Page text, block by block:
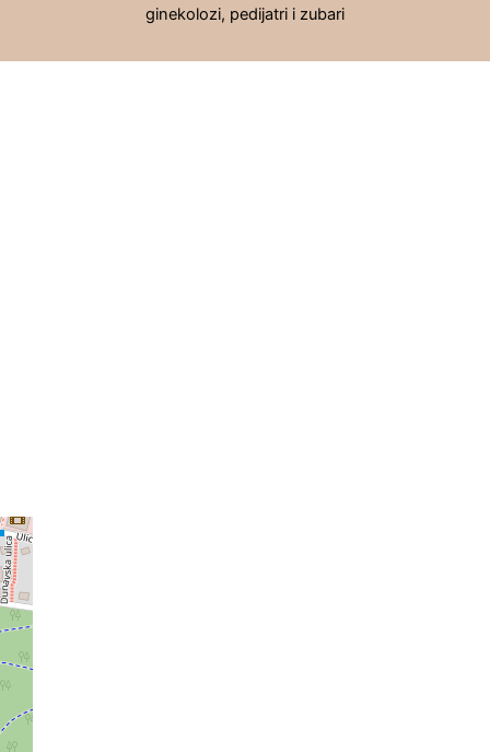
ginekolozi, pedijatri i zubari